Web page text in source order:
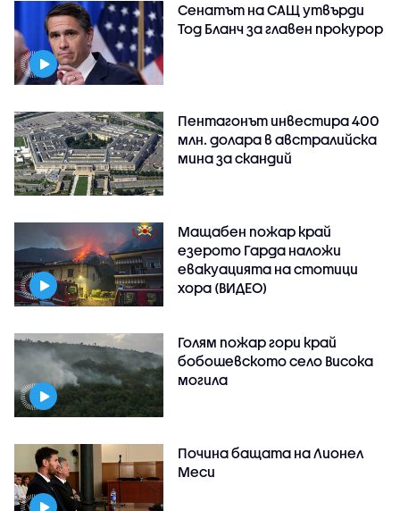
Сенатът на САЩ утвърди
Тод Бланч за главен прокурор
Пентагонът инвестира 400
млн. долара в австралийска
мина за скандий
Мащабен пожар край
езерото Гарда наложи
евакуацията на стотици
хора (ВИДЕО)
Голям пожар гори край
бобошевското село Висока
могила
Почина бащата на Лионел
Меси